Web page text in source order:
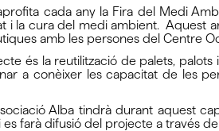
aprofita cada any la Fira del Medi
i la cura del medi ambient. Aquest
amb les persones del Centre
és la reutilització de palets,
a conèixer les capacitat de les
Alba tindrà durant aquest
farà difusió del projecte a través